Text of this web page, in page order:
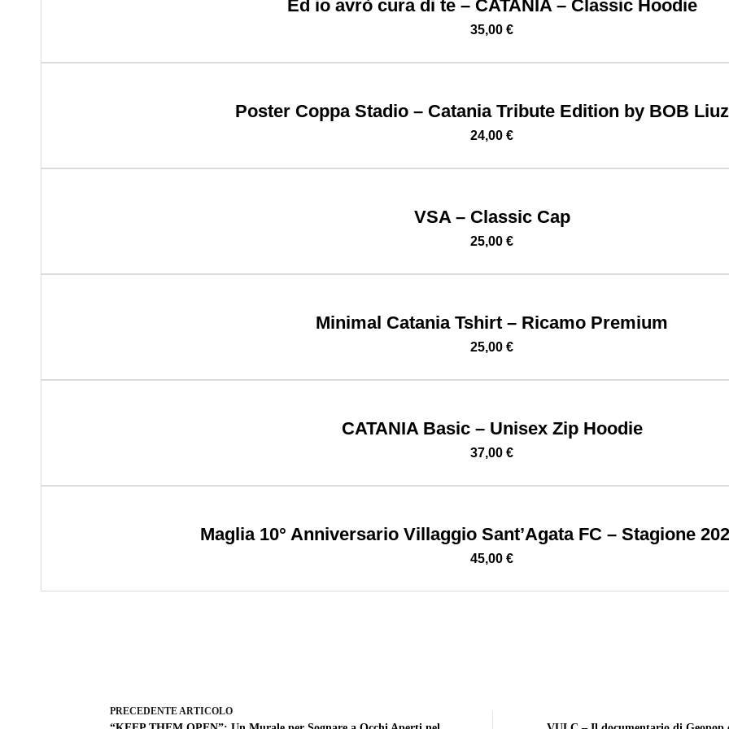
Ed io avrò cura di te – CATANIA – Classic Hoodie
35,00€
Poster Coppa Stadio – Catania Tribute Edition by BOB
24,00€
VSA – Classic Cap
25,00€
Minimal Catania Tshirt – Ricamo Premium
25,00€
CATANIA Basic – Unisex Zip Hoodie
37,00€
Maglia 10° Anniversario Villaggio Sant’Agata FC – Stagione
45,00€
PRECEDENTEARTICOLO